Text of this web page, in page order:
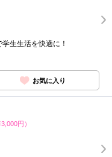
生生活を快適に！
お気に入り
円）